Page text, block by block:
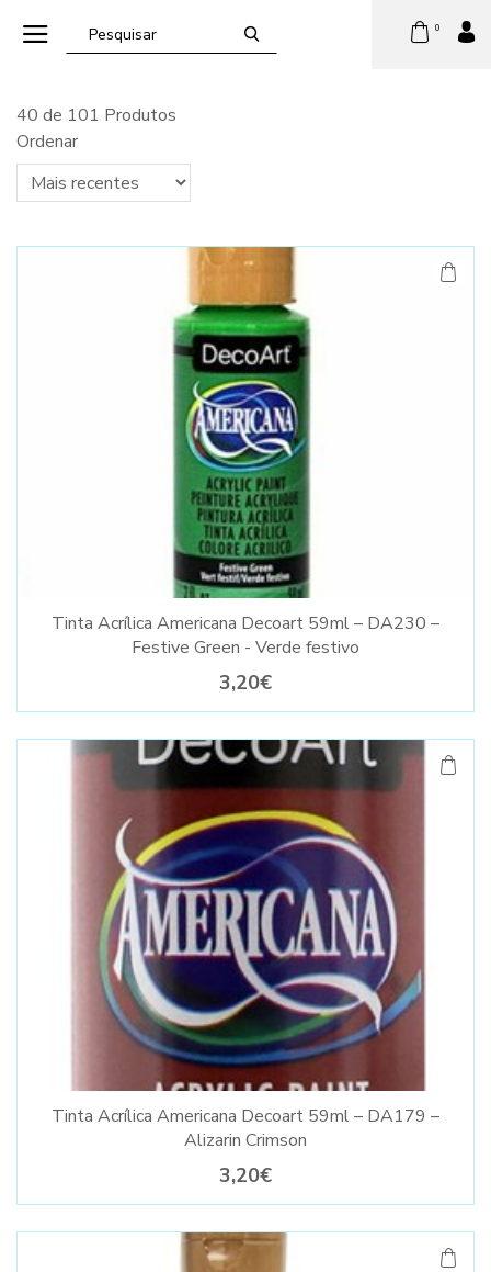
0
40 de 101 Produtos
Ordenar
Tinta Acrílica Americana Decoart 59ml – DA230 –
Festive Green - Verde festivo
3,20€
Tinta Acrílica Americana Decoart 59ml – DA179 –
Alizarin Crimson
3,20€